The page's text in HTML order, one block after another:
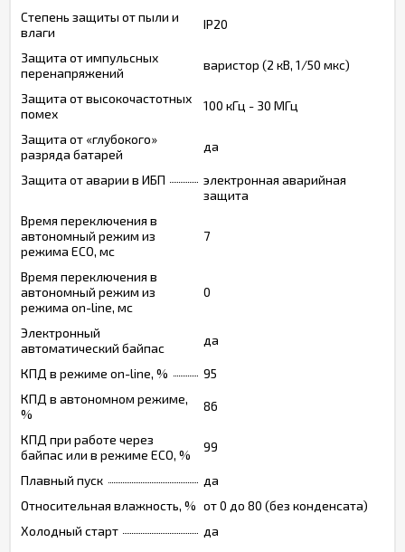
Степень защиты от пыли и
влаги
IP20
Защита от импульсных
перенапряжений
варистор (2 кВ, 1/50 мкс)
Защита от высокочастотных
помех
100 кГц - 30 МГц
Защита от «глубокого»
разряда батарей
да
Защита от аварии в ИБП
электронная аварийная
защита
Время переключения в
автономный режим из
режима ECO, мс
7
Время переключения в
автономный режим из
режима on-line, мс
0
Электронный
автоматический байпас
да
КПД в режиме on-line, %
95
КПД в автономном режиме,
%
86
КПД при работе через
байпас или в режиме ECO, %
99
Плавный пуск
да
Относительная влажность, % от 0 до 80 (без конденсата)
Холодный старт
да